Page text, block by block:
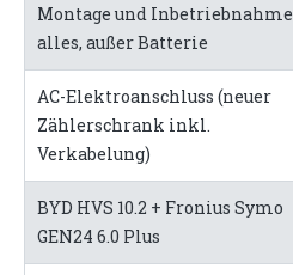
Montage und Inbetriebnahme
alles, außer Batterie
AC-Elektroanschluss (neuer
Zählerschrank inkl.
Verkabelung)
BYD HVS 10.2 + Fronius Symo
GEN24 6.0 Plus